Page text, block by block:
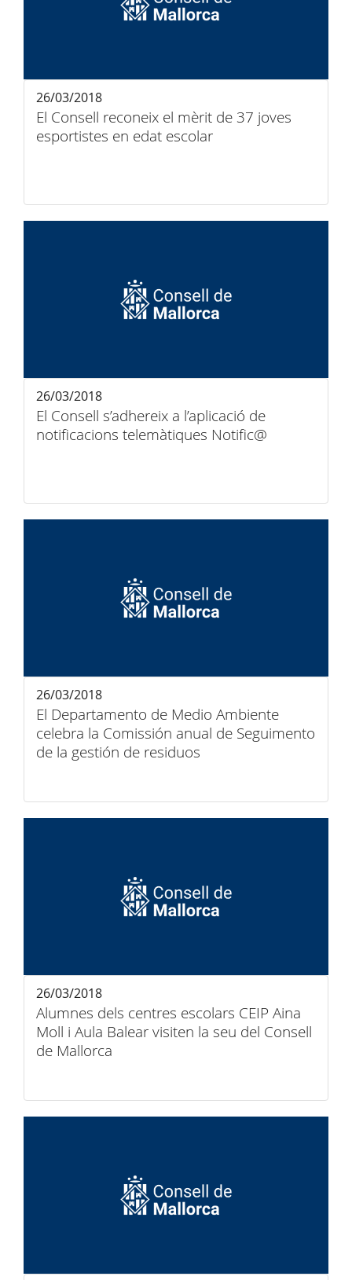
El Consell reconeix el mèrit de 37 joves
esportistes en edat escolar
26/03/2018
El Consell s’adhereix a l’aplicació de
notificacions telemàtiques Notific@
26/03/2018
El Departamento de Medio Ambiente
celebra la Comissión anual de Seguimento
de la gestión de residuos
26/03/2018
Alumnes dels centres escolars CEIP Aina
Moll i Aula Balear visiten la seu del Consell
de Mallorca
26/03/2018